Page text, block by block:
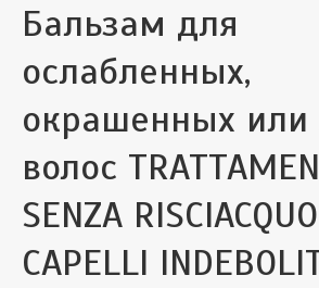
Бальзам для
ослабленных,
окрашенных или
волос
SENZA
CAPELLI